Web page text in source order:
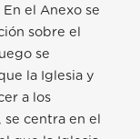
el Anexo se
sobre el
se
la Iglesia y
a los
centra en el